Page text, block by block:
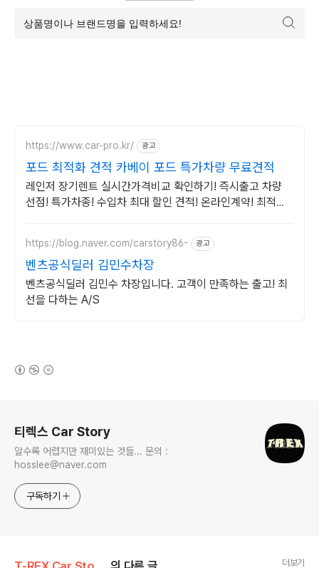
https://www.car-pro.kr/ 광고
포드 최적화 견적 카베이 포드 특가차량 무료견적
레인저 장기렌트 실시간가격비교 확인하기! 즉시출고 차량
선점! 특가차종! 수입차 최대 할인 견적! 온라인계약! 최적가
https://blog.naver.com/carstory86- 광고
벤츠공식딜러 김민수차장
벤츠공식딜러 김민수 차장입니다. 고객이 만족하는 출고! 최
선을 다하는 A/S
티렉스 Car Story
알수록 어렵지만 재미있는 것들... 문의 :
hosslee@naver.com
구독하기
더보기